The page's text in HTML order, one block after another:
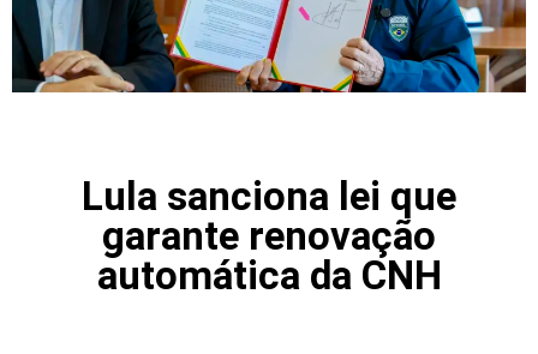
Lula sanciona lei que
garante renovação
automática da CNH